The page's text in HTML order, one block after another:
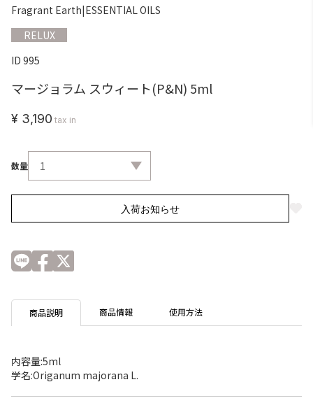
Fragrant Earth|ESSENTIAL OILS
RELUX
ID 995
マージョラム スウィート(P&N) 5ml
¥ 3,190 tax in
数量
入荷お知らせ
商品説明 商品情報 使用方法
内容量:5ml
学名:Origanum majorana L.